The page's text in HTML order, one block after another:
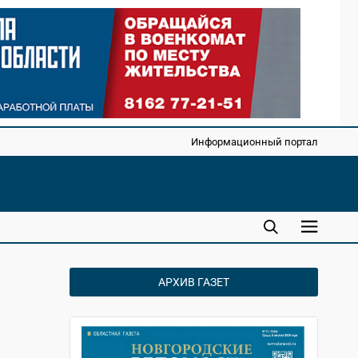
Информационный портал
АРХИВ ГАЗЕТ